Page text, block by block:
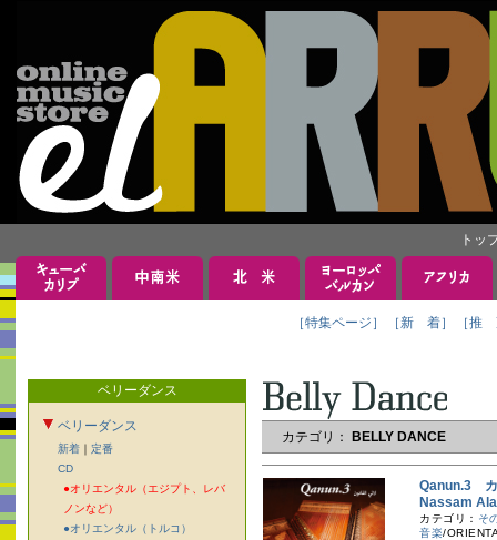
トッ
［特集ページ］ ［新 着］ ［推
ベリーダンス
ベリーダンス
新着 ｜ 定番
CD
●オリエンタル（エジプト、レバ
ノンなど）
●オリエンタル（トルコ）
カテゴリ： BELLY DANCE
Qanun.3 カ
Nassam
カテゴリ： そ
音楽/